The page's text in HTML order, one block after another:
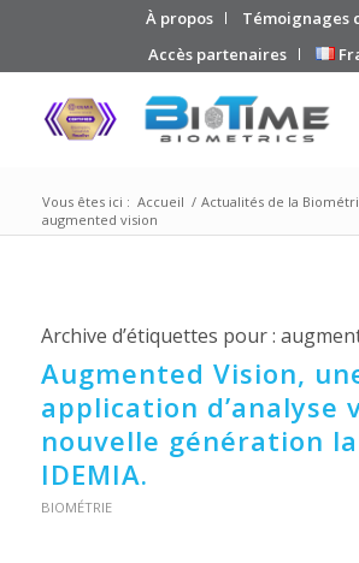
À propos
Témoignages
Accès partenaires
Vous êtes ici : Accueil / Actualités de la
augmented vision
Archive d’étiquettes pour :
Augmented Vision,
application d’analyse
nouvelle génération
IDEMIA.
BIOMÉTRIE